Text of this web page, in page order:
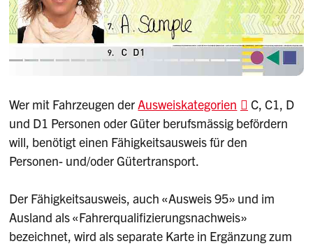
Wer mit Fahrzeugen derAusweiskategorien
C, C1, D
und D1 Personen oder Güter berufsmässig befördern
will, benötigt einen Fähigkeitsausweis für den
Personen- und/oder Gütertransport.
Der Fähigkeitsausweis, auch «Ausweis 95» und im
Ausland als «Fahrerqualifizierungsnachweis»
bezeichnet, wird als separate Karte in Ergänzung zum